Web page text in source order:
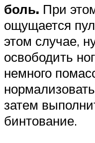
боль. При
ощущается
этом случае,
освободить
немного
затем
бинтование.